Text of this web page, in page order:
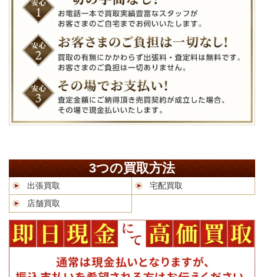
3つの買取方法
出張買取
宅配買取
店舗買取